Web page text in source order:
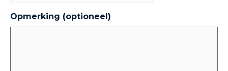
Opmerking (optioneel)